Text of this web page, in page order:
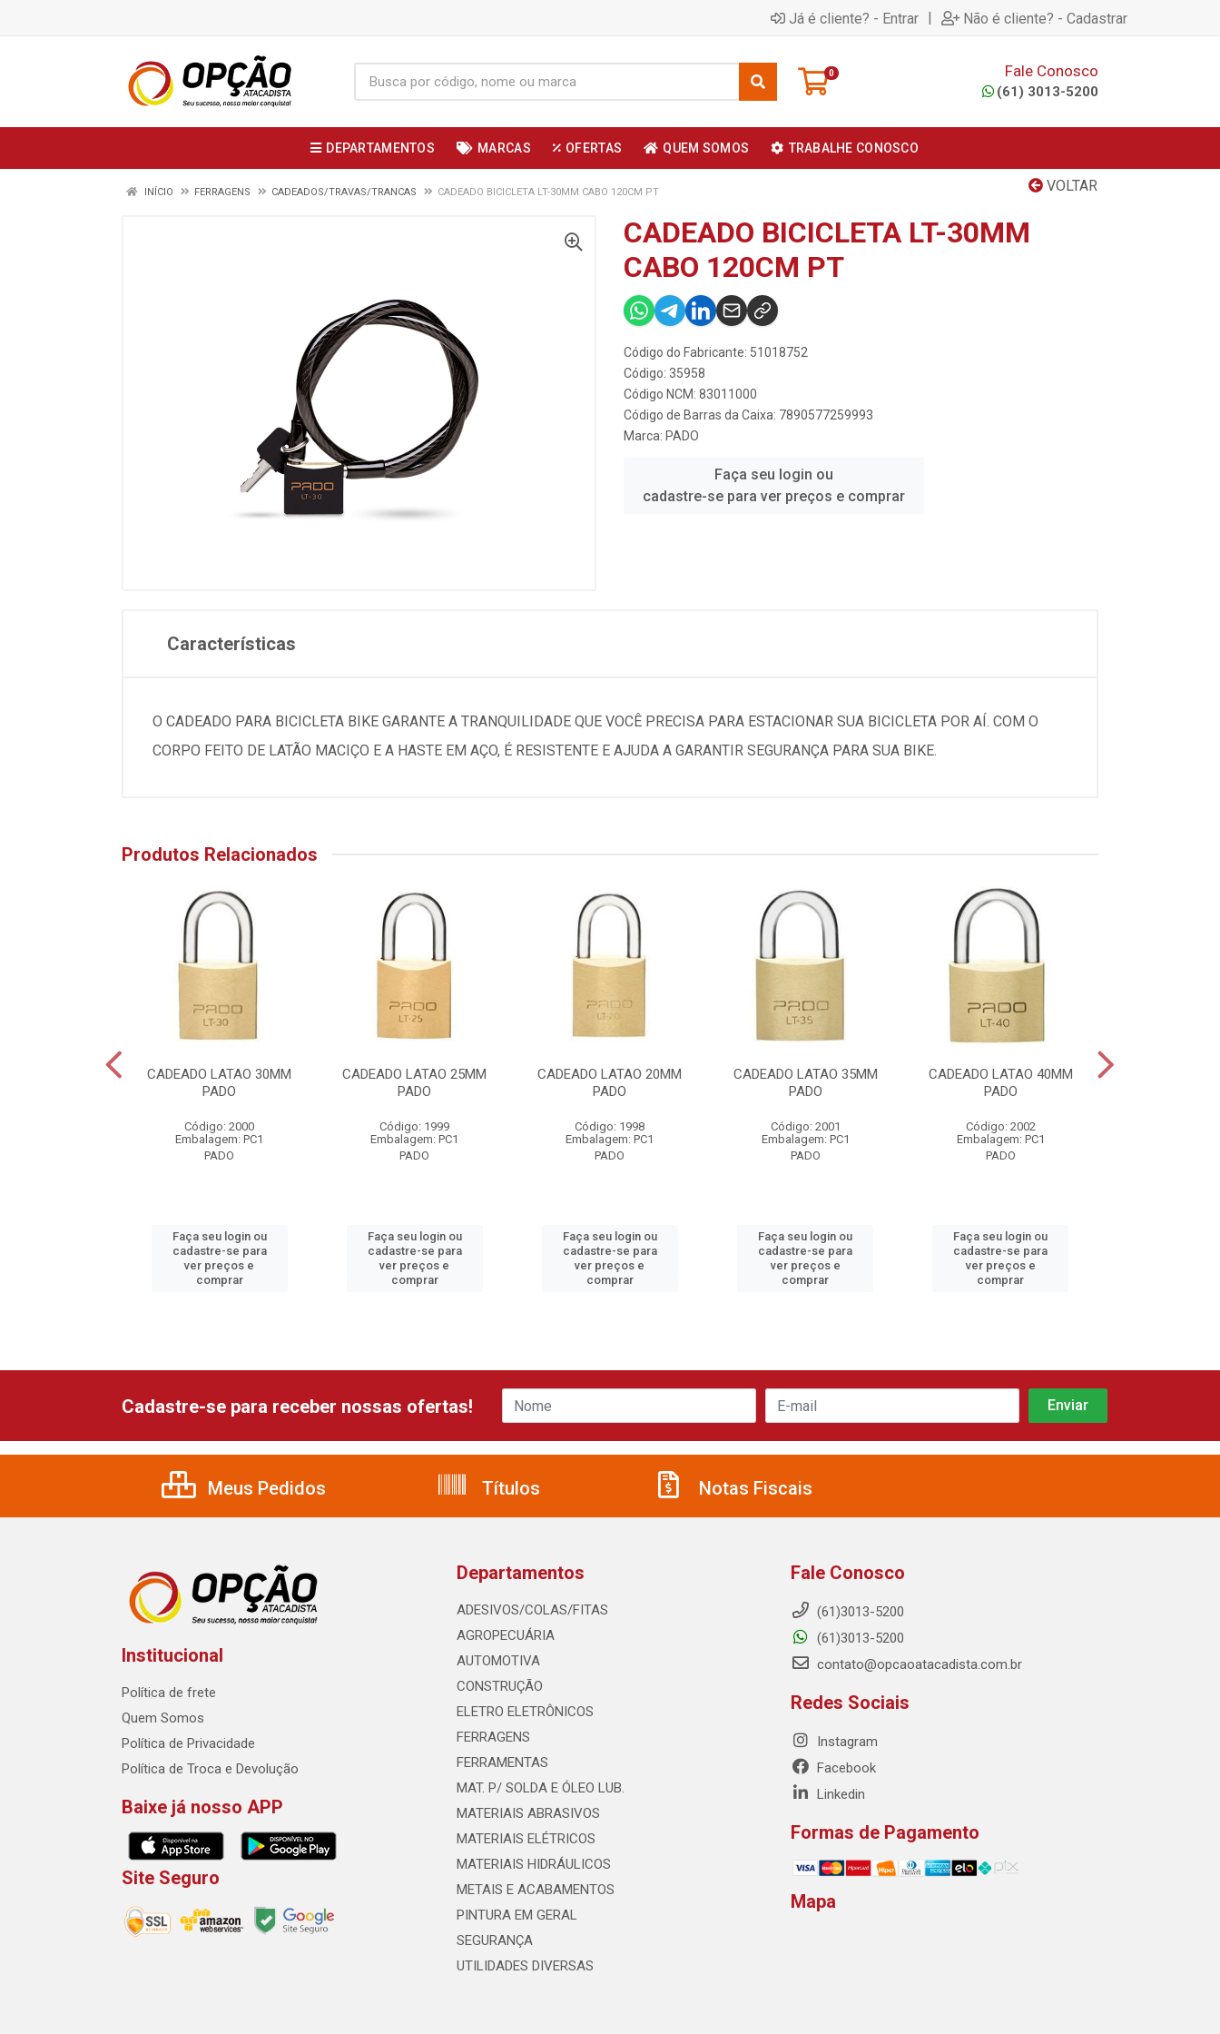
Já é cliente? - Entrar | Não é cliente? - Cadastrar
0 Fale Conosco
(61) 3013-5200
DEPARTAMENTOS MARCAS OFERTAS QUEM SOMOS TRABALHE CONOSCO
VOLTAR
INÍCIO FERRAGENS CADEADOS/TRAVAS/TRANCAS CADEADO BICICLETA LT-30MM CABO 120CM PT
CADEADO BICICLETA LT-30MM
CABO 120CM PT
Código do Fabricante: 51018752
Código: 35958
Código NCM: 83011000
Código de Barras da Caixa: 7890577259993
Marca: PADO
Faça seu login ou
cadastre-se para ver preços e comprar
Características
O CADEADO PARA BICICLETA BIKE GARANTE A TRANQUILIDADE QUE VOCÊ PRECISA PARA ESTACIONAR SUA BICICLETA POR AÍ. COM O
CORPO FEITO DE LATÃO MACIÇO E A HASTE EM AÇO, É RESISTENTE E AJUDA A GARANTIR SEGURANÇA PARA SUA BIKE.
Produtos Relacionados
CADEADO LATAO 30MM
PADO
Código: 2000
Embalagem: PC1
PADO
Faça seu login ou
cadastre-se para
ver preços e
comprar
CADEADO LATAO 25MM
PADO
Código: 1999
Embalagem: PC1
PADO
Faça seu login ou
cadastre-se para
ver preços e
comprar
CADEADO LATAO 20MM
PADO
Código: 1998
Embalagem: PC1
PADO
Faça seu login ou
cadastre-se para
ver preços e
comprar
CADEADO LATAO 35MM
PADO
Código: 2001
Embalagem: PC1
PADO
Faça seu login ou
cadastre-se para
ver preços e
comprar
CADEADO LATAO 40MM
PADO
Código: 2002
Embalagem: PC1
PADO
Faça seu login ou
cadastre-se para
ver preços e
comprar
Cadastre-se para receber nossas ofertas!
Meus Pedidos Títulos Notas Fiscais
Institucional
Política de frete
Quem Somos
Política de Privacidade
Política de Troca e Devolução
Baixe já nosso APP
Site Seguro
Departamentos
ADESIVOS/COLAS/FITAS
AGROPECUÁRIA
AUTOMOTIVA
CONSTRUÇÃO
ELETRO ELETRÔNICOS
FERRAGENS
FERRAMENTAS
MAT. P/ SOLDA E ÓLEO LUB.
MATERIAIS ABRASIVOS
MATERIAIS ELÉTRICOS
MATERIAIS HIDRÁULICOS
METAIS E ACABAMENTOS
PINTURA EM GERAL
SEGURANÇA
UTILIDADES DIVERSAS
Fale Conosco
(61)3013-5200
(61)3013-5200
contato@opcaoatacadista.com.br
Redes Sociais
Instagram
Facebook
Linkedin
Formas de Pagamento
Mapa